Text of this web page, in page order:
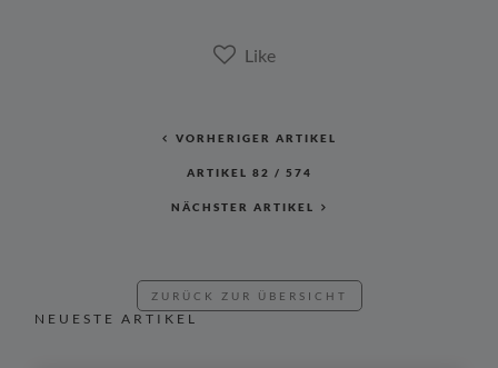
VORHERIGER ARTIKEL
ARTIKEL 82 / 574
NÄCHSTER ARTIKEL
ZURÜCK ZUR ÜBERSICHT
NEUESTE ARTIKEL